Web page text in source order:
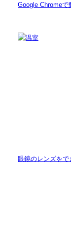
Google Chrome
眼鏡のレンズを